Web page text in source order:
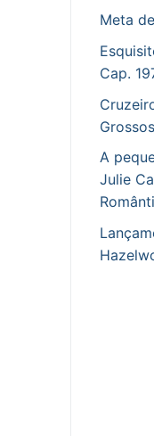
Meta
Cap.
A
Julie